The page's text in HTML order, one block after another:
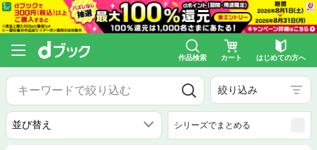
作品検索 カート はじめての方へ
絞り込み
シリーズでまとめる